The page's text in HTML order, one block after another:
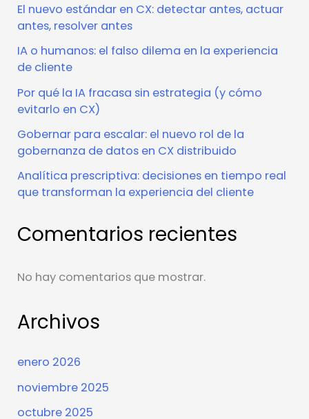
El nuevo estándar en CX: detectar antes, actuar
antes, resolver antes
IA o humanos: el falso dilema en la experiencia
de cliente
Por qué la IA fracasa sin estrategia (y cómo
evitarlo en CX)
Gobernar para escalar: el nuevo rol de la
gobernanza de datos en CX distribuido
Analítica prescriptiva: decisiones en tiempo real
que transforman la experiencia del cliente
Comentarios recientes
No hay comentarios que mostrar.
Archivos
enero 2026
noviembre 2025
octubre 2025